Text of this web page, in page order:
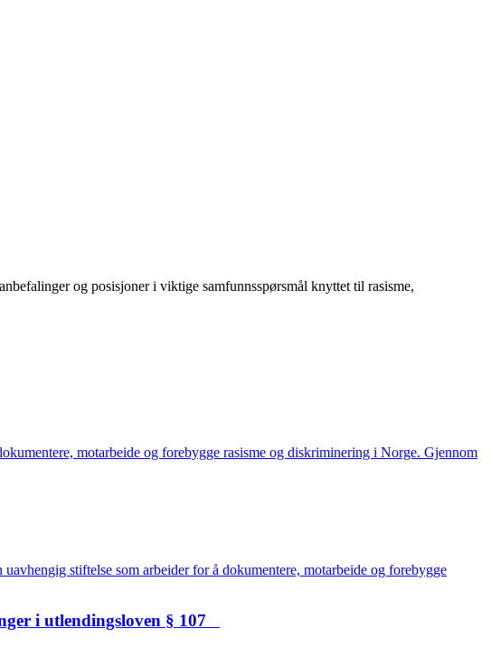
og posisjoner i viktige samfunnsspørsmål knyttet til rasisme,
motarbeide og forebygge rasisme og diskriminering i Norge. Gjennom
stiftelse som arbeider for å dokumentere, motarbeide og forebygge
i utlendingsloven § 107